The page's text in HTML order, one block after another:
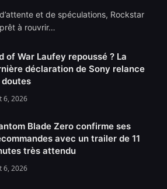
et de spéculations, Rockstar
à rouvrir…
of War Laufey repoussé ? La
déclaration de Sony relance
doutes
6, 2026
Blade Zero confirme ses
avec un trailer de 11
très attendu
6, 2026